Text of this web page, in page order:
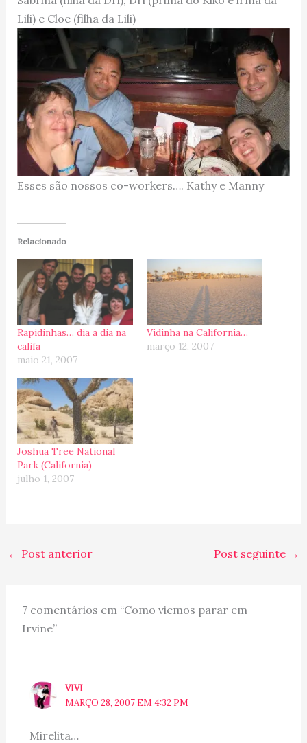
Lili) e Cloe (filha da Lili)
Esses são nossos co-workers…. Kathy e Manny
Relacionado
Rapidinhas… dia a dia na
califa
maio 21, 2007
Vidinha na California…
março 12, 2007
Joshua Tree National
Park (California)
julho 1, 2007
← Post anterior Post seguinte →
7 comentários em “Como viemos parar em
Irvine”
VIVI
MARÇO 28, 2007 EM 4:32 PM
Mirelita…